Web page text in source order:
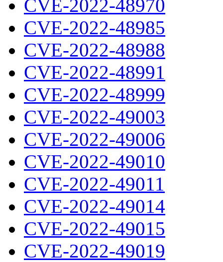
CVE-2022-48970
CVE-2022-48985
CVE-2022-48988
CVE-2022-48991
CVE-2022-48999
CVE-2022-49003
CVE-2022-49006
CVE-2022-49010
CVE-2022-49011
CVE-2022-49014
CVE-2022-49015
CVE-2022-49019